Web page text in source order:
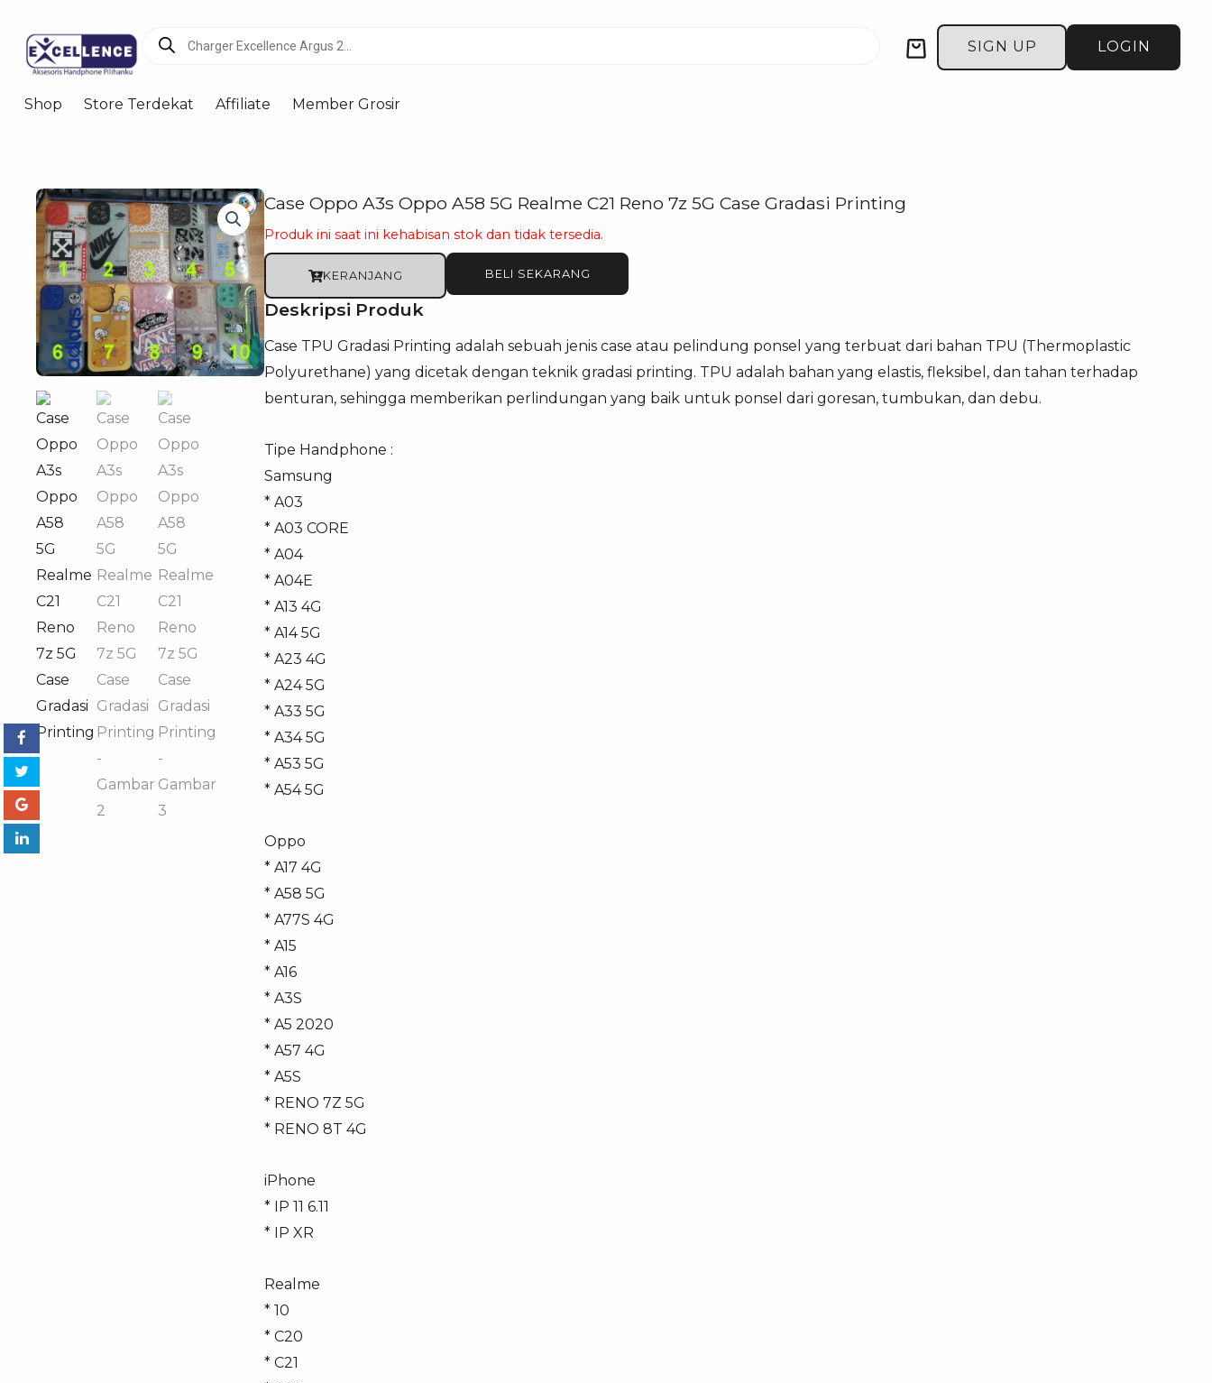
search
Cart SIGN UP LOGIN
Shop Store Terdekat Affiliate Member Grosir
Case Oppo A3s Oppo A58 5G Realme C21 Reno 7z 5G Case Gradasi Printing
Produk ini saat ini kehabisan stok dan tidak tersedia.
KERANJANG BELI SEKARANG
Deskripsi Produk
Case TPU Gradasi Printing adalah sebuah jenis case atau pelindung ponsel yang terbuat dari bahan TPU (Thermoplastic
Polyurethane) yang dicetak dengan teknik gradasi printing. TPU adalah bahan yang elastis, fleksibel, dan tahan terhadap
benturan, sehingga memberikan perlindungan yang baik untuk ponsel dari goresan, tumbukan, dan debu.
Tipe Handphone :
Samsung
* A03
* A03 CORE
* A04
* A04E
* A13 4G
* A14 5G
* A23 4G
* A24 5G
* A33 5G
* A34 5G
* A53 5G
* A54 5G
Oppo
* A17 4G
* A58 5G
* A77S 4G
* A15
* A16
* A3S
* A5 2020
* A57 4G
* A5S
* RENO 7Z 5G
* RENO 8T 4G
iPhone
* IP 11 6.11
* IP XR
Realme
* 10
* C20
* C21